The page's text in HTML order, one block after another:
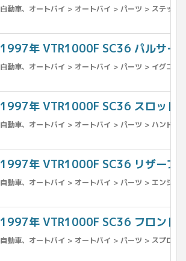
自動車、オートバイ > オートバイ > パーツ > ステップ
1997年 VTR1000F SC36 パルサー
自動車、オートバイ > オートバイ > パーツ > イグニッ
1997年 VTR1000F SC36 スロット
自動車、オートバイ > オートバイ > パーツ > ハンドル
1997年 VTR1000F SC36 リザーブ
自動車、オートバイ > オートバイ > パーツ > エンジン
1997年 VTR1000F SC36 フロント
自動車、オートバイ > オートバイ > パーツ > スプロケ